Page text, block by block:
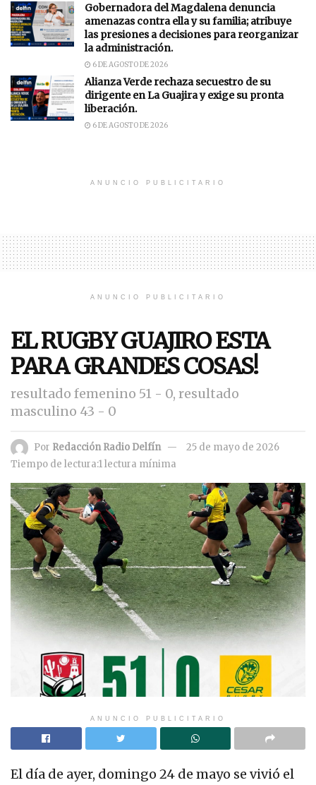
Gobernadora del Magdalena denuncia
amenazas contra ella y su familia; atribuye
las presiones a decisiones para reorganizar
la administración.
6 DE AGOSTO DE 2026
Alianza Verde rechaza secuestro de su
dirigente en La Guajira y exige su pronta
liberación.
6 DE AGOSTO DE 2026
ANUNCIO PUBLICITARIO
ANUNCIO PUBLICITARIO
EL RUGBY GUAJIRO ESTA
PARA GRANDES COSAS!
resultado femenino 51 - 0, resultado
masculino 43 - 0
Por Redacción Radio Delfín
25 de mayo de 2026
Tiempo de lectura:1 lectura mínima
ANUNCIO PUBLICITARIO
El día de ayer, domingo 24 de mayo se vivió el